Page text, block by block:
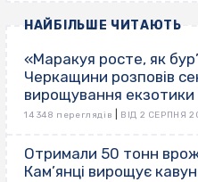
НАЙБІЛЬШЕ ЧИТАЮТЬ
«Маракуя росте, як
Черкащини розповів
вирощування екзотики
14 348 переглядів ВІД 2 СЕРПНЯ
Отримали 50 тонн
Кам’янці вирощує